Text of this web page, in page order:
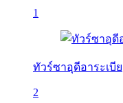
1
ทัวร์ซาอุดีอาระเบีย
2